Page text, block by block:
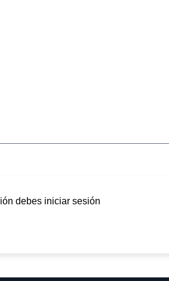
debes iniciar sesión